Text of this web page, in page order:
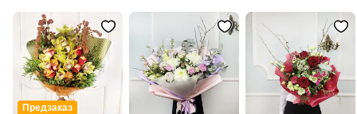
Предзаказ